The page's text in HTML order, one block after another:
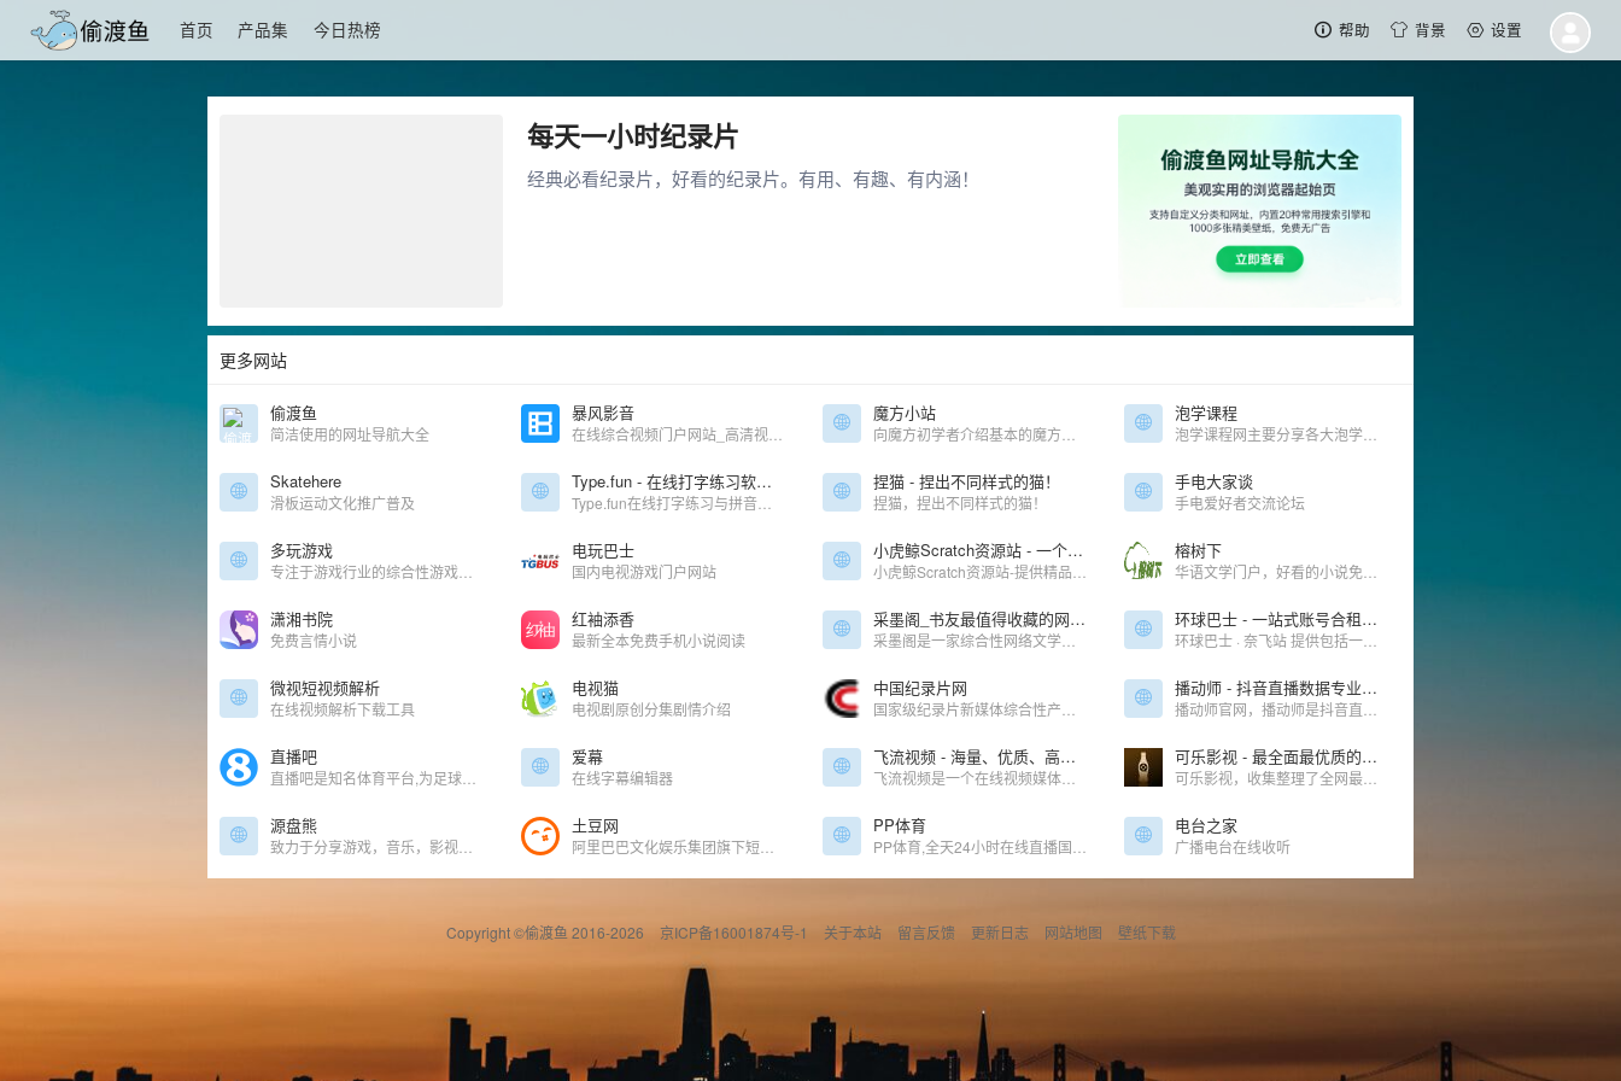
首页 产品集 今日热榜 帮助 背景 设置
每天一小时纪录片
经典必看纪录片，好看的纪录片。有用、有趣、有内涵！
更多网站
偷渡鱼
简洁使用的网址导航大全
暴风影音 魔方小站 泡学课程
Skatehere
滑板运动文化推广普及
Type.fun - 在线打字练习软件 - 互动打字游戏 - 轻松学打字 捏猫 - 捏出不同样式的猫！
捏猫，捏出不同样式的猫！
手电大家谈
手电爱好者交流论坛
多玩游戏 电玩巴士
国内电视游戏门户网站
小虎鲸Scratch资源站 - 一个免费的scratch资源网站 榕树下
潇湘书院
免费言情小说
红袖添香
最新全本免费手机小说阅读
采墨阁_书友最值得收藏的网络小说阅读网! 环球巴士 - 一站式账号合租平台
微视短视频解析
在线视频解析下载工具
电视猫
电视剧原创分集剧情介绍
中国纪录片网 播动师 - 抖音直播数据专业分析平台
直播吧 爱幕
在线字幕编辑器
飞流视频 - 海量、优质、高清视频免费在线观看 可乐影视 - 最全面最优质的影视导航、影视搜索网站
源盘熊 土豆网 PP体育 电台之家
广播电台在线收听
Copyright ©偷渡鱼 2016-2026 京ICP备16001874号-1 关于本站 留言反馈 更新日志 网站地图 壁纸下载